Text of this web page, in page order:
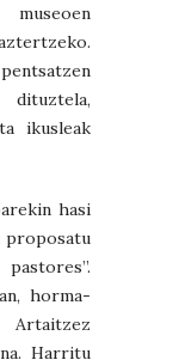
ikusleak
hasi
proposatu
horma-
Artaitzez
Harritu